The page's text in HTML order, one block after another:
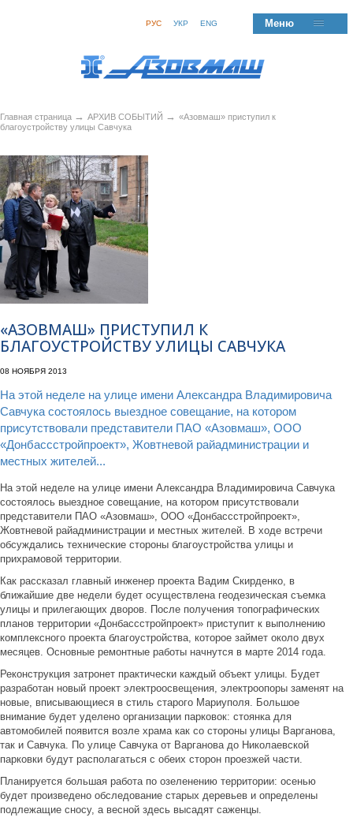
РУС УКР ENG Меню
Главная страница → АРХИВ СОБЫТИЙ → «Азовмаш» приступил к
благоустройству улицы Савчука
«АЗОВМАШ» ПРИСТУПИЛ К
БЛАГОУСТРОЙСТВУ УЛИЦЫ САВЧУКА
08 НОЯБРЯ 2013
На этой неделе на улице имени Александра Владимировича
Савчука состоялось выездное совещание, на котором
присутствовали представители ПАО «Азовмаш», ООО
«Донбассстройпроект», Жовтневой райадминистрации и
местных жителей...
На этой неделе на улице имени Александра Владимировича Савчука
состоялось выездное совещание, на котором присутствовали
представители ПАО «Азовмаш», ООО «Донбассстройпроект»,
Жовтневой райадминистрации и местных жителей. В ходе встречи
обсуждались технические стороны благоустройства улицы и
прихрамовой территории.
Как рассказал главный инженер проекта Вадим Скирденко, в
ближайшие две недели будет осуществлена геодезическая съемка
улицы и прилегающих дворов. После получения топографических
планов территории «Донбассстройпроект» приступит к выполнению
комплексного проекта благоустройства, которое займет около двух
месяцев. Основные ремонтные работы начнутся в марте 2014 года.
Реконструкция затронет практически каждый объект улицы. Будет
разработан новый проект электроосвещения, электроопоры заменят на
новые, вписывающиеся в стиль старого Мариуполя. Большое
внимание будет уделено организации парковок: стоянка для
автомобилей появится возле храма как со стороны улицы Варганова,
так и Савчука. По улице Савчука от Варганова до Николаевской
парковки будут располагаться с обеих сторон проезжей части.
Планируется большая работа по озеленению территории: осенью
будет произведено обследование старых деревьев и определены
подлежащие сносу, а весной здесь высадят саженцы.